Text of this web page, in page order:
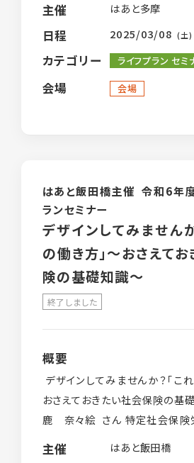
加費 無 […]
主催 はあと多摩
日程 2025/03/08 (土)
カテゴリー ライフプラン セミ
会場 会場
はあと飯田橋主催 令和6年
ランセミナー
デザインしてみません
の働き方」～おさえて
険の基礎知識～
終了しました
概要
デザインしてみませんか？「こ
おさえておきたい社会保険の基
鹿 奈々絵 さん 特定社会保険労
アコンサルティング技能士、
年2月16日（日） […]
主催 はあと飯田橋